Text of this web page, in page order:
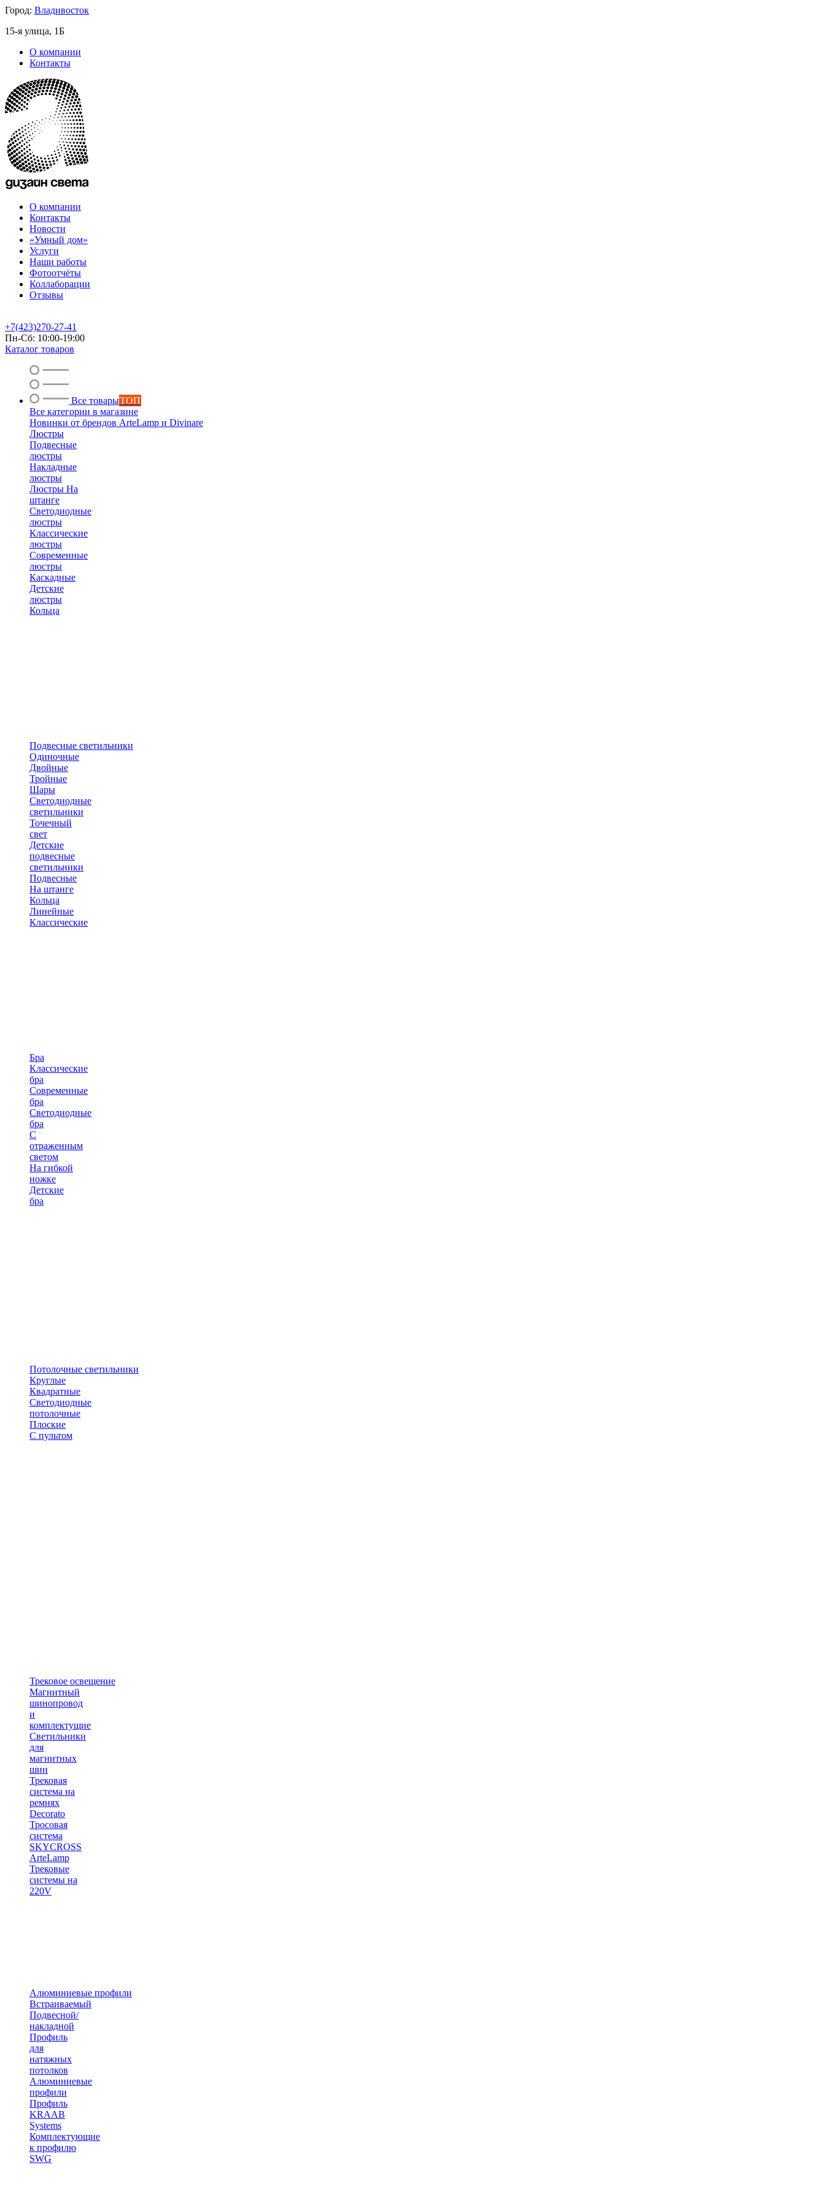
Город: Владивосток
15-я улица, 1Б
О компании
Контакты
О компании
Контакты
Новости
«Умный дом»
Услуги
Наши работы
Фотоотчёты
Коллаборации
Отзывы
+7(423)270-27-41
Пн-Сб: 10:00-19:00
Каталог товаров
Все товарыТОП
Все категории в магазине
Новинки от брендов ArteLamp и Divinare
Люстры
Подвесные
люстры
Накладные
люстры
Люстры На
штанге
Светодиодные
люстры
Классические
люстры
Современные
люстры
Каскадные
Детские
люстры
Кольца
Подвесные светильники
Одиночные
Двойные
Тройные
Шары
Светодиодные
светильники
Точечный
свет
Детские
подвесные
светильники
Подвесные
На штанге
Кольца
Линейные
Классические
Бра
Классические
бра
Современные
бра
Светодиодные
бра
С
отраженным
светом
На гибкой
ножке
Детские
бра
Потолочные светильники
Круглые
Квадратные
Светодиодные
потолочные
Плоские
С пультом
Трековое освещение
Магнитный
шинопровод
и
комплектущие
Светильники
для
магнитных
шин
Трековая
система на
ремнях
Decorato
Тросовая
система
SKYCROSS
ArteLamp
Трековые
системы на
220V
Алюминиевые профили
Встраиваемый
Подвесной/
накладной
Профиль
для
натяжных
потолков
Алюминиевые
профили
Профиль
KRAAB
Systems
Комплектующие
к профилю
SWG